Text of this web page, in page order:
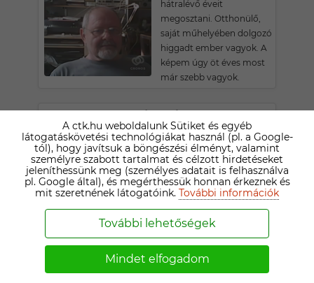
hátralévő éveit
megosztani. Otthonülő,
saját műhelyében dolgozó
higgadt ember vagyok. A
képem úgy öt éves most
már szebb vagyok.
77 ÉVES SZIGETHALOMI TÁRSKERESŐ
Kedvelem a szex minden
formáját
PITYUPAPA
80 ÉVES ERCSII TÁRSKERESŐ
Kopasz. Fogatlan kissételt
kékszemü udvarias a nöi
német tisztelö fizikailag
A ctk.hu weboldalunk Sütiket és egyéb
látogatáskövetési technológiákat használ (pl. a Google-
tól), hogy javítsuk a böngészési élményt, valamint
személyre szabott tartalmat és célzott hirdetéseket
jeleníthessünk meg (személyes adatait is felhasználva
pl. Google által), és megérthessük honnan érkeznek és
mit szeretnének látogatóink. További információk
További lehetőségek
Mindet elfogadom